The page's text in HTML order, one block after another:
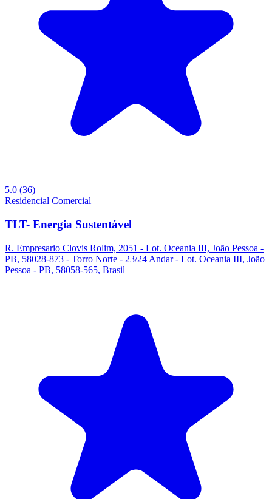
5.0 (36)
Residencial Comercial
TLT- Energia Sustentável
R. Empresario Clovis Rolim, 2051 - Lot. Oceania III, João Pessoa -
PB, 58028-873 - Torro Norte - 23/24 Andar - Lot. Oceania III, João
Pessoa - PB, 58058-565, Brasil